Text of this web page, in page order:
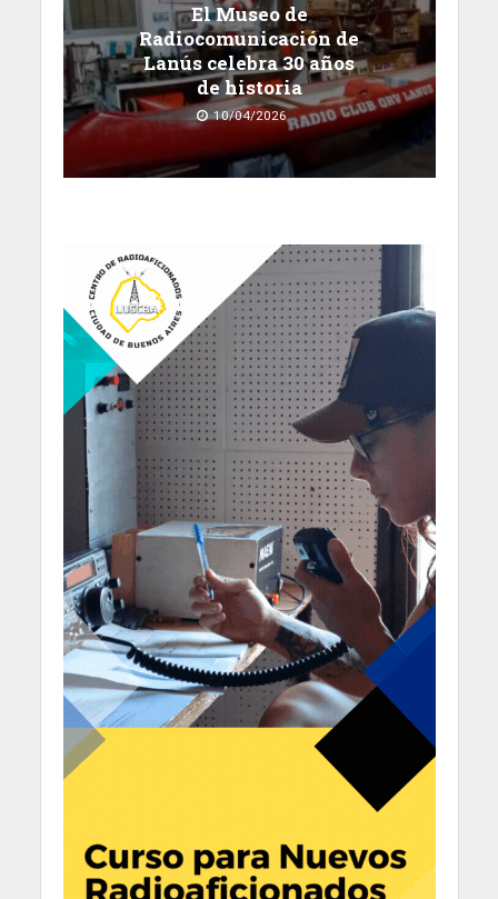
El Museo de
Radiocomunicación de
Lanús celebra 30 años
de historia
10/04/2026